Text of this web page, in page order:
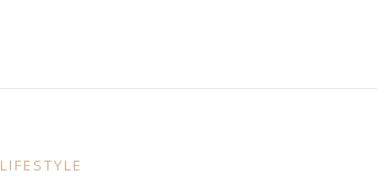
LIFESTYLE